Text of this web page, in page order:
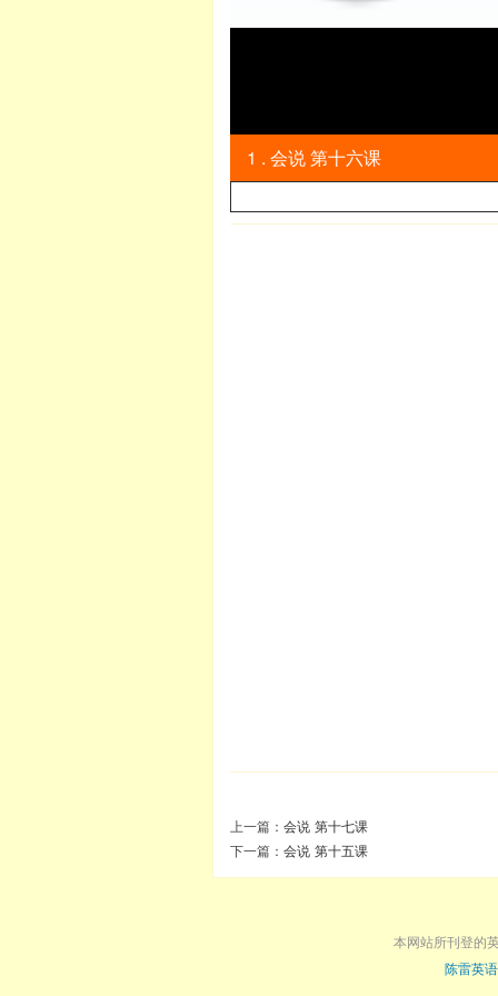
1 . 会说 第十六课
上一篇： 会说 第十七课
下一篇： 会说 第十五课
本网站所刊登的
陈雷英